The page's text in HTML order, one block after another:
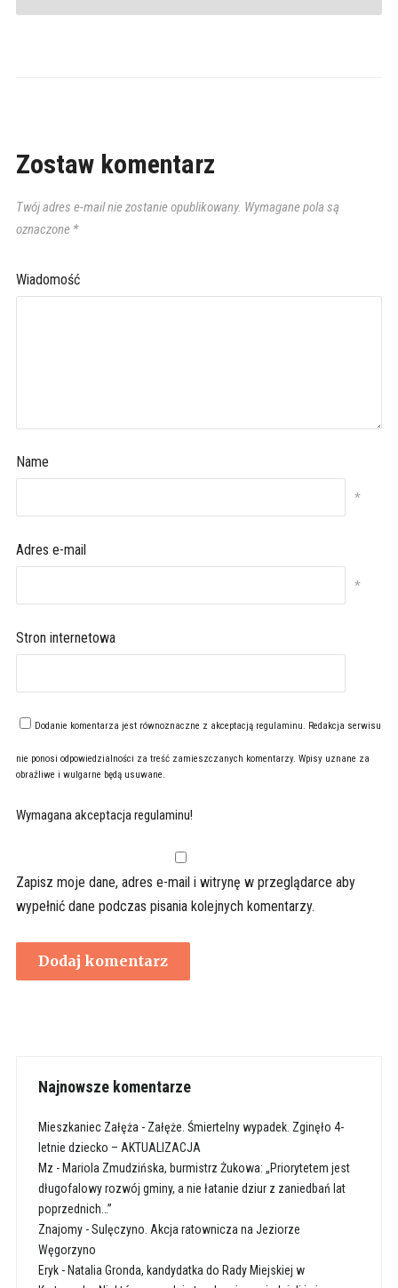
Zostaw komentarz
Twój adres e-mail nie zostanie opublikowany. Wymagane pola są
oznaczone *
Wiadomość
Name
*
Adres e-mail
*
Stron internetowa
Dodanie komentarza jest równoznaczne z akceptacją regulaminu. Redakcja serwisu
nie ponosi odpowiedzialności za treść zamieszczanych komentarzy. Wpisy uznane za
obraźliwe i wulgarne będą usuwane.
Wymagana akceptacja regulaminu!
Zapisz moje dane, adres e-mail i witrynę w przeglądarce aby
wypełnić dane podczas pisania kolejnych komentarzy.
Najnowsze komentarze
Mieszkaniec Załęża - Załęże. Śmiertelny wypadek. Zginęło 4-
letnie dziecko – AKTUALIZACJA
Mz - Mariola Zmudzińska, burmistrz Żukowa: „Priorytetem jest
długofalowy rozwój gminy, a nie łatanie dziur z zaniedbań lat
poprzednich…”
Znajomy-Sulęczyno. Akcja ratownicza na Jeziorze
Węgorzyno
Eryk- Natalia Gronda, kandydatka do Rady Miejskiej w